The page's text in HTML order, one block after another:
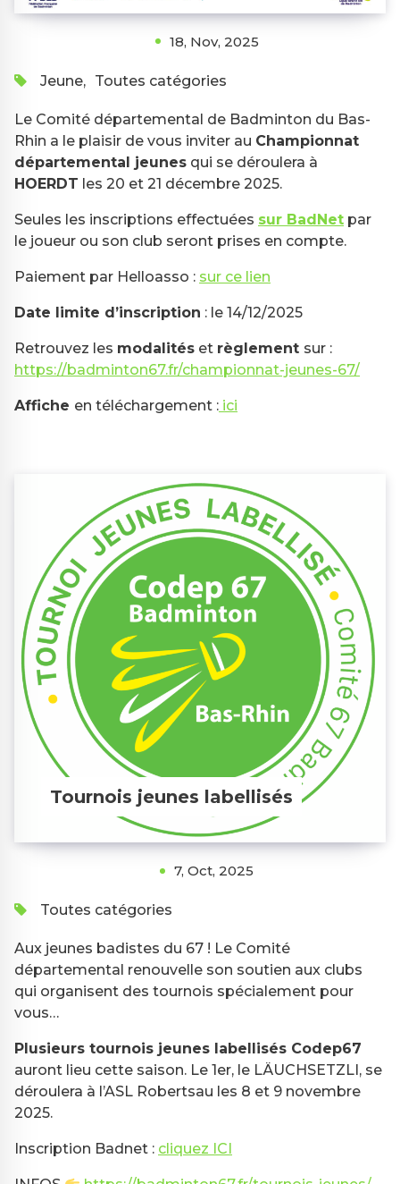
18, Nov, 2025
Jeune, Toutes catégories
Le Comité départemental de Badminton du Bas-
Rhin a le plaisir de vous inviter au Championnat
départemental jeunes qui se déroulera à
HOERDT les 20 et 21 décembre 2025.
Seules les inscriptions effectuées sur BadNet par
le joueur ou son club seront prises en compte.
Paiement par Helloasso : sur ce lien
Date limite d’inscription : le 14/12/2025
Retrouvez les modalités et règlement sur :
https://badminton67.fr/championnat-jeunes-67/
Affiche en téléchargement : ici
Tournois jeunes labellisés
7, Oct, 2025
Toutes catégories
Aux jeunes badistes du 67 ! Le Comité
départemental renouvelle son soutien aux clubs
qui organisent des tournois spécialement pour
vous…
Plusieurs tournois jeunes labellisés Codep67
auront lieu cette saison. Le 1er, le LÄUCHSETZLI, se
déroulera à l’ASL Robertsau les 8 et 9 novembre
2025.
Inscription Badnet : cliquez ICI